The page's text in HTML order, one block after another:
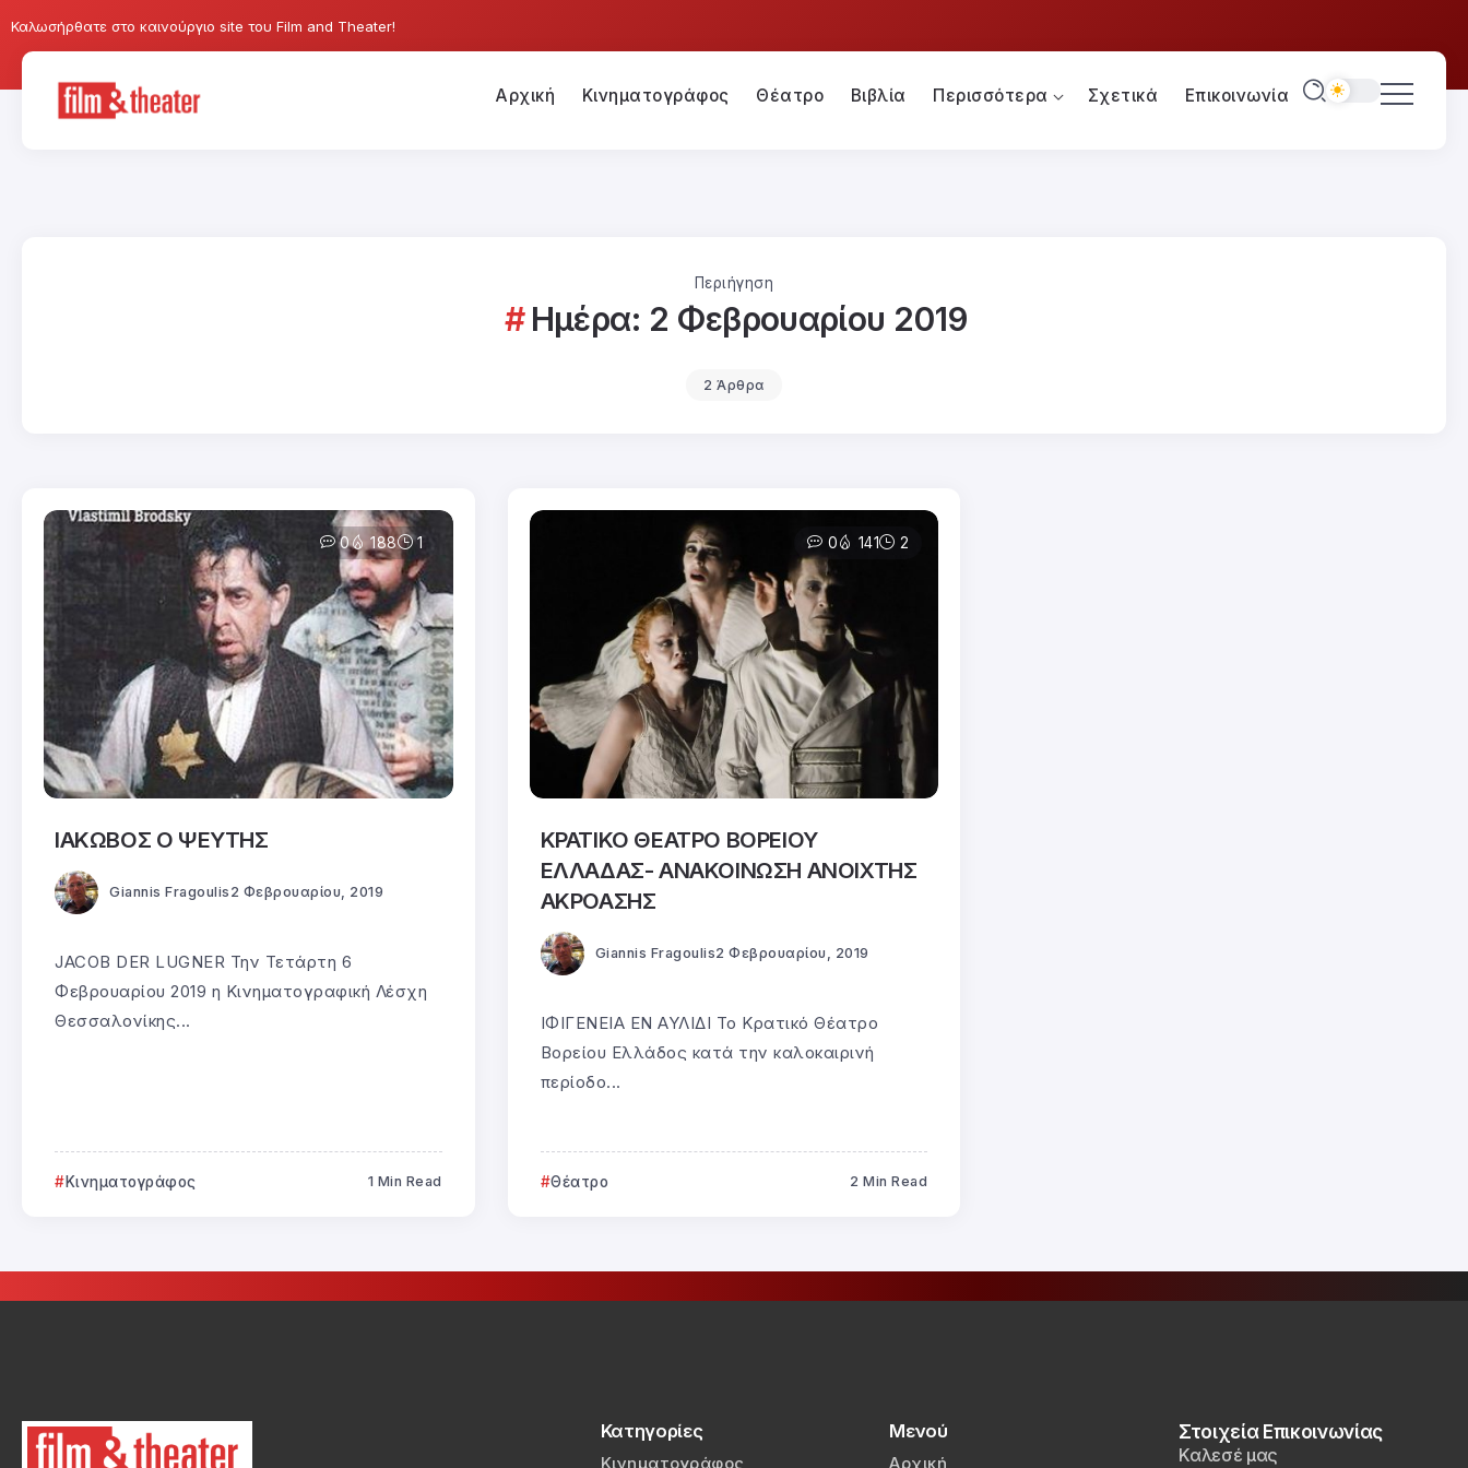
Καλωσήρθατε στο καινούργιο site του Film and Theater!
Αρχική Κινηματογράφος Θέατρο Βιβλία Περισσότερα Σχετικά Επικοινωνία
Περιήγηση
Ημέρα: 2 Φεβρουαρίου 2019
2 Άρθρα
0 188 1
ΙΑΚΩΒΟΣ Ο ΨΕΥΤΗΣ
Giannis Fragoulis 2 Φεβρουαρίου, 2019
JACOB DER LUGNER Την Τετάρτη 6
Φεβρουαρίου 2019 η Κινηματογραφική Λέσχη
Θεσσαλονίκης...
Κινηματογράφος 1 Min Read
0 141 2
ΚΡΑΤΙΚΟ ΘΕΑΤΡΟ ΒΟΡΕΙΟΥ
ΕΛΛΑΔΑΣ- ΑΝΑΚΟΙΝΩΣΗ ΑΝΟΙΧΤΗΣ
ΑΚΡΟΑΣΗΣ
Giannis Fragoulis2 Φεβρουαρίου, 2019
ΙΦΙΓΕΝΕΙΑ ΕΝ ΑΥΛΙΔΙ Το Κρατικό Θέατρο
Βορείου Ελλάδος κατά την καλοκαιρινή
περίοδο...
Θέατρο 2 Min Read
Κατηγορίες
Κινηματογράφος
Μενού
Αρχική
Στοιχεία Επικοινωνίας
Καλεσέ μας